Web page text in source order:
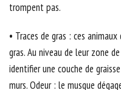
trompent pas.
• Traces de gras : ces
gras. Au niveau de leur zone
identifier une couche de
murs. Odeur : le musque